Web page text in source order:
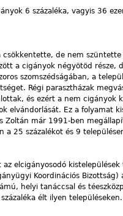
6 százaléka, vagyis 36
de nem
a cigányok négyötöd része,
szomszédságában, a
Régi parasztházak
és ezért a nem cigányok
elvándorlását. Ez a folyamat
Zoltán már 1991-ben
a 25 százalékot és 9
elcigányosodó
Koordinációs
helyi tanáccsal és
élt ilyen